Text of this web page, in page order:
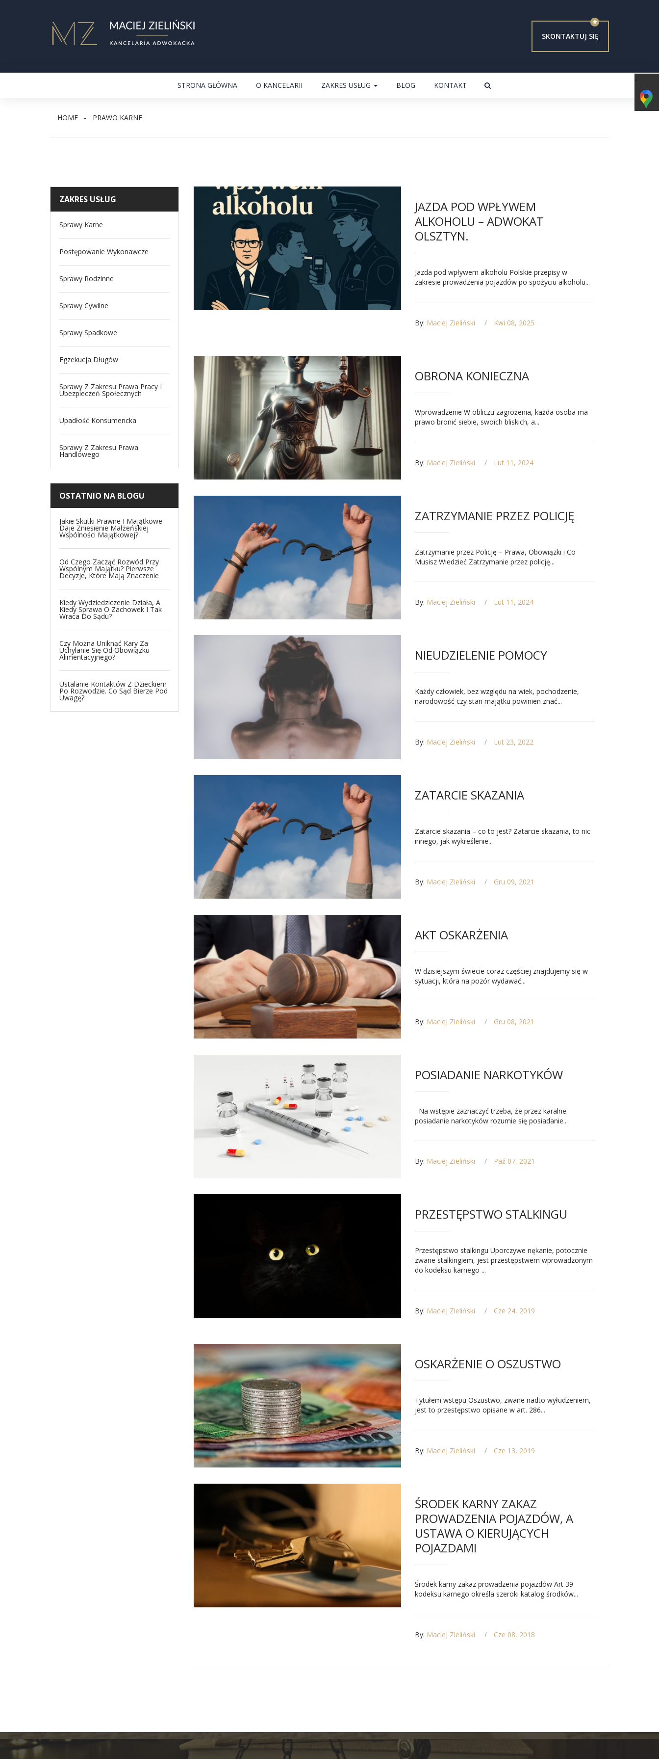
SKONTAKTUJ SIĘ
STRONA GŁÓWNA O KANCELARII ZAKRES USŁUG BLOG KONTAKT
HOME PRAWO KARNE
JAZDA POD WPŁYWEM
ALKOHOLU – ADWOKAT
OLSZTYN.
Jazda pod wpływem alkoholu Polskie przepisy w
zakresie prowadzenia pojazdów po spożyciu alkoholu...
By: Maciej Zieliński Kwi 08, 2025
OBRONA KONIECZNA
Wprowadzenie W obliczu zagrożenia, każda osoba ma
prawo bronić siebie, swoich bliskich, a...
By: Maciej Zieliński Lut 11, 2024
ZATRZYMANIE PRZEZ POLICJĘ
Zatrzymanie przez Policję – Prawa, Obowiązki i Co
Musisz Wiedzieć Zatrzymanie przez policję...
By: Maciej Zieliński Lut 11, 2024
NIEUDZIELENIE POMOCY
Każdy człowiek, bez względu na wiek, pochodzenie,
narodowość czy stan majątku powinien znać...
By: Maciej Zieliński Lut 23, 2022
ZATARCIE SKAZANIA
Zatarcie skazania – co to jest? Zatarcie skazania, to nic
innego, jak wykreślenie...
By: Maciej Zieliński Gru 09, 2021
AKT OSKARŻENIA
W dzisiejszym świecie coraz częściej znajdujemy się w
sytuacji, która na pozór wydawać...
By: Maciej Zieliński Gru 08, 2021
POSIADANIE NARKOTYKÓW
Na wstępie zaznaczyć trzeba, że przez karalne
posiadanie narkotyków rozumie się posiadanie...
By: Maciej Zieliński Paź 07, 2021
PRZESTĘPSTWO STALKINGU
Przestępstwo stalkingu Uporczywe nękanie, potocznie
zwane stalkingiem, jest przestępstwem wprowadzonym
do kodeksu karnego ...
By: Maciej Zieliński Cze 24, 2019
OSKARŻENIE O OSZUSTWO
Tytułem wstępu Oszustwo, zwane nadto wyłudzeniem,
jest to przestępstwo opisane w art. 286...
By: Maciej Zieliński Cze 13, 2019
ŚRODEK KARNY ZAKAZ
PROWADZENIA POJAZDÓW, A
USTAWA O KIERUJĄCYCH
POJAZDAMI
Środek karny zakaz prowadzenia pojazdów Art 39
kodeksu karnego określa szeroki katalog środków...
By: Maciej Zieliński Cze 08, 2018
ZAKRES USŁUG
Sprawy Karne
Postępowanie Wykonawcze
Sprawy Rodzinne
Sprawy Cywilne
Sprawy Spadkowe
Egzekucja Długów
Sprawy Z Zakresu Prawa Pracy I
Ubezpieczeń Społecznych
Upadłość Konsumencka
Sprawy Z Zakresu Prawa
Handlowego
OSTATNIO NA BLOGU
Jakie Skutki Prawne I Majątkowe
Daje Zniesienie Małżeńskiej
Wspólności Majątkowej?
Od Czego Zacząć Rozwód Przy
Wspólnym Majątku? Pierwsze
Decyzje, Które Mają Znaczenie
Kiedy Wydziedziczenie Działa, A
Kiedy Sprawa O Zachowek I Tak
Wraca Do Sądu?
Czy Można Uniknąć Kary Za
Uchylanie Się Od Obowiązku
Alimentacyjnego?
Ustalanie Kontaktów Z Dzieckiem
Po Rozwodzie. Co Sąd Bierze Pod
Uwagę?